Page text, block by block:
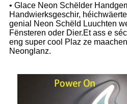
• Glace Neon Schëlder
Handwierksgeschir,
genial Neon Schëld Luuchten
Fënsteren oder Dier.Et ass e
eng super cool Plaz ze
Neonglanz.